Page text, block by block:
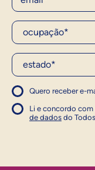
Ocupação*
Estado*
Quero receber e-
1
Concordo com a
Concordo com a
Li e concordo com
de dados do
1